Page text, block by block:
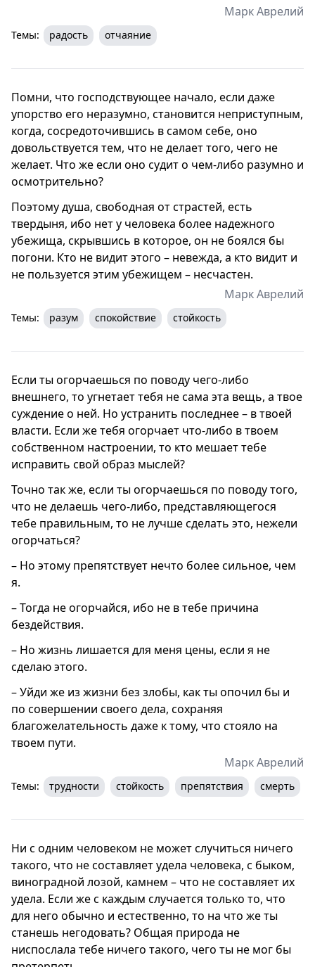
Марк Аврелий
Темы: радость отчаяние
Помни, что господствующее начало, если даже
упорство его неразумно, становится неприступным,
когда, сосредоточившись в самом себе, оно
довольствуется тем, что не делает того, чего не
желает. Что же если оно судит о чем-либо разумно и
осмотрительно?
Поэтому душа, свободная от страстей, есть
твердыня, ибо нет у человека более надежного
убежища, скрывшись в которое, он не боялся бы
погони. Кто не видит этого – невежда, а кто видит и
не пользуется этим убежищем – несчастен.
Марк Аврелий
Темы: разум спокойствие стойкость
Если ты огорчаешься по поводу чего-либо
внешнего, то угнетает тебя не сама эта вещь, а твое
суждение о ней. Но устранить последнее – в твоей
власти. Если же тебя огорчает что-либо в твоем
собственном настроении, то кто мешает тебе
исправить свой образ мыслей?
Точно так же, если ты огорчаешься по поводу того,
что не делаешь чего-либо, представляющегося
тебе правильным, то не лучше сделать это, нежели
огорчаться?
– Но этому препятствует нечто более сильное, чем
я.
– Тогда не огорчайся, ибо не в тебе причина
бездействия.
– Но жизнь лишается для меня цены, если я не
сделаю этого.
– Уйди же из жизни без злобы, как ты опочил бы и
по совершении своего дела, сохраняя
благожелательность даже к тому, что стояло на
твоем пути.
Марк Аврелий
Темы: трудности стойкость препятствия смерть
Ни с одним человеком не может случиться ничего
такого, что не составляет удела человека, с быком,
виноградной лозой, камнем – что не составляет их
удела. Если же с каждым случается только то, что
для него обычно и естественно, то на что же ты
станешь негодовать? Общая природа не
ниспослала тебе ничего такого, чего ты не мог бы